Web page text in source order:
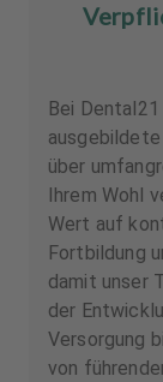
Bei
über
Ihrem Wohl
Wert auf
Fortbildung
damit unser
der
Versorgung
von